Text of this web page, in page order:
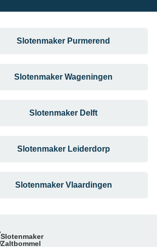
Slotenmaker Purmerend
Slotenmaker Wageningen
Slotenmaker Delft
Slotenmaker Leiderdorp
Slotenmaker Vlaardingen
Slotenmaker
Zaltbommel